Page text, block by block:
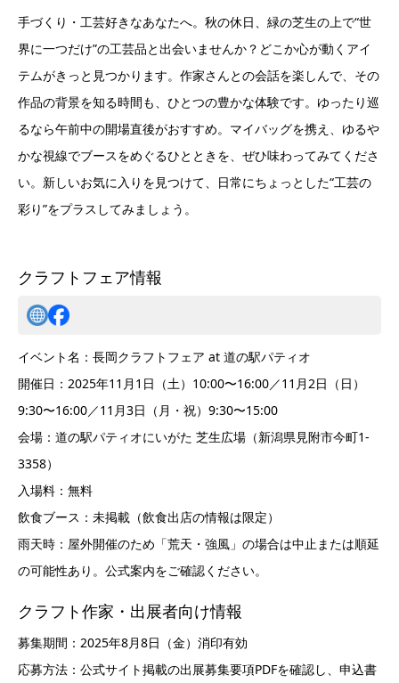
手づくり・工芸好きなあなたへ。秋の休日、緑の芝生の上で“世
界に一つだけ”の工芸品と出会いませんか？どこか心が動くアイ
テムがきっと見つかります。作家さんとの会話を楽しんで、その
作品の背景を知る時間も、ひとつの豊かな体験です。ゆったり巡
るなら午前中の開場直後がおすすめ。マイバッグを携え、ゆるや
かな視線でブースをめぐるひとときを、ぜひ味わってみてくださ
い。新しいお気に入りを見つけて、日常にちょっとした“工芸の
彩り”をプラスしてみましょう。
クラフトフェア情報
イベント名：長岡クラフトフェア at 道の駅パティオ
開催日：2025年11月1日（土）10:00〜16:00／11月2日（日）
9:30〜16:00／11月3日（月・祝）9:30〜15:00
会場：道の駅パティオにいがた 芝生広場（新潟県見附市今町1-
3358）
入場料：無料
飲食ブース：未掲載（飲食出店の情報は限定）
雨天時：屋外開催のため「荒天・強風」の場合は中止または順延
の可能性あり。公式案内をご確認ください。
クラフト作家・出展者向け情報
募集期間：2025年8月8日（金）消印有効
応募方法：公式サイト掲載の出展募集要項PDFを確認し、申込書